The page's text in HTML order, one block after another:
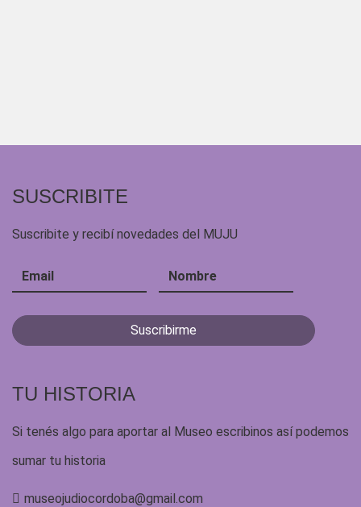
SUSCRIBITE
Suscribite y recibí novedades del MUJU
TU HISTORIA
Si tenés algo para aportar al Museo escribinos así podemos
sumar tu historia
museojudiocordoba@gmail.com